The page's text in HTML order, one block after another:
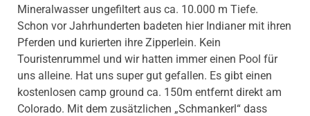
Mineralwasser ungefiltert aus ca. 10.000 m Tiefe.
Schon vor Jahrhunderten badeten hier Indianer mit ihren
Pferden und kurierten ihre Zipperlein. Kein
Touristenrummel und wir hatten immer einen Pool für
uns alleine. Hat uns super gut gefallen. Es gibt einen
kostenlosen camp ground ca. 150m entfernt direkt am
Colorado. Mit dem zusätzlichen „Schmankerl“ dass